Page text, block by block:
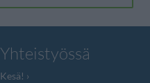
Yhteistyössä
Kesä!